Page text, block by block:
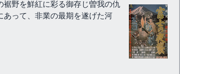
野を鮮紅に彩る御存じ曽我の仇
あって、非業の最期を遂げた河